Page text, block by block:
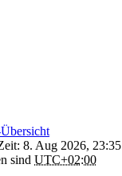
8. Aug 2026, 23:35
sind UTC+02:00